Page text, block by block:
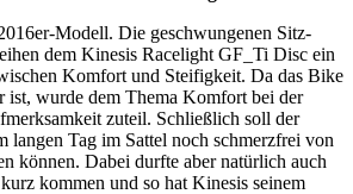
Modell. Die geschwungenen Sitz-
dem Kinesis Racelight GF_Ti Disc ein
Komfort und Steifigkeit. Da das Bike
ist, wurde dem Thema Komfort bei der
zuteil. Schließlich soll der
langen Tag im Sattel noch schmerzfrei von
können. Dabei durfte aber natürlich auch
kommen und so hat Kinesis seinem